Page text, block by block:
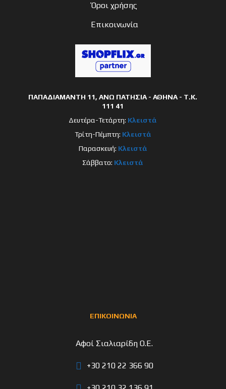
Όροι χρήσης
Επικοινωνία
ΠΑΠΑΔΙΑΜΑΝΤΗ 11, ΑΝΩ ΠΑΤΗΣΙΑ - ΑΘΗΝΑ - Τ.Κ.
111 41
Δευτέρα-Τετάρτη: Κλειστά
Τρίτη-Πέμπτη: Κλειστά
Παρασκευή: Κλειστά
Σάββατο: Κλειστά
ΕΠΙΚΟΙΝΩΝΙΑ
Αφοί Σιαλιαρίδη Ο.Ε.
+30 210 22 366 90